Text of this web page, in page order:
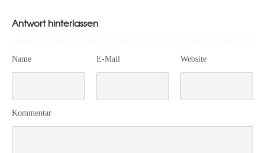
Antwort hinterlassen
Name E-Mail Website
Kommentar